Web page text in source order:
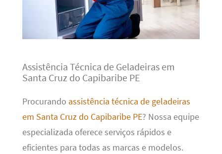
Assistência Técnica de Geladeiras em
Santa Cruz do Capibaribe PE
Procurando assistência técnica de geladeiras
em Santa Cruz do Capibaribe PE? Nossa equipe
especializada oferece serviços rápidos e
eficientes para todas as marcas e modelos.